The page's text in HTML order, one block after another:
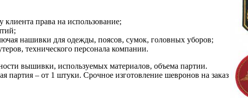
права на использование;
нашивки для одежды, поясов, сумок, головных уборов;
технического персонала компании.
вышивки, используемых материалов, объема партии.
партия – от 1 штуки. Срочное изготовление шевронов на заказ